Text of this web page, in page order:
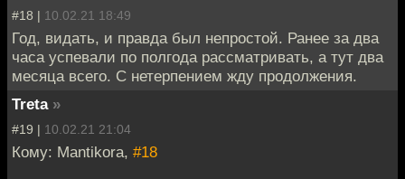
#18 | 10.02.21 18:49
Год, видать, и правда был непростой. Ранее за два
часа успевали по полгода рассматривать, а тут два
месяца всего. С нетерпением жду продолжения.
Treta »
#19 | 10.02.21 21:04
Кому: Mantikora, #18